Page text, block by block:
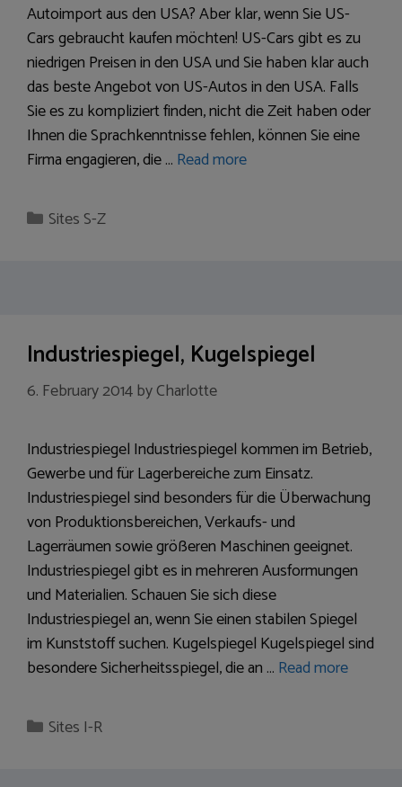
Autoimport aus den USA? Aber klar, wenn Sie US-
Cars gebraucht kaufen möchten! US-Cars gibt es zu
niedrigen Preisen in den USA und Sie haben klar auch
das beste Angebot von US-Autos in den USA. Falls
Sie es zu kompliziert finden, nicht die Zeit haben oder
Ihnen die Sprachkenntnisse fehlen, können Sie eine
Firma engagieren, die … Read more
Categories
Sites S-Z
Industriespiegel, Kugelspiegel
6. February 2014byCharlotte
Industriespiegel Industriespiegel kommen im Betrieb,
Gewerbe und für Lagerbereiche zum Einsatz.
Industriespiegel sind besonders für die Überwachung
von Produktionsbereichen, Verkaufs- und
Lagerräumen sowie größeren Maschinen geeignet.
Industriespiegel gibt es in mehreren Ausformungen
und Materialien. Schauen Sie sich diese
Industriespiegel an, wenn Sie einen stabilen Spiegel
im Kunststoff suchen. Kugelspiegel Kugelspiegel sind
besondere Sicherheitsspiegel, die an … Read more
Categories
Sites I-R